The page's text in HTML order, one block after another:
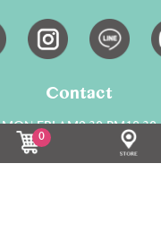
Contact
MON-FRI AM9:30-PM18:30
02-28817700
0